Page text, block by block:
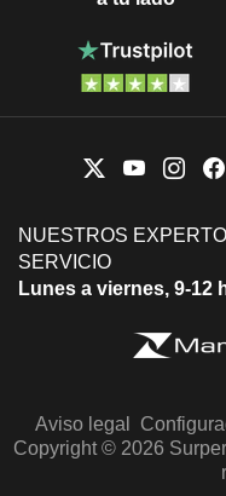
NUESTROS
SERVICIO
Lunes a viernes, 9-12
Aviso legal
Copyright © 2026